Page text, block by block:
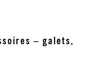
– galets,